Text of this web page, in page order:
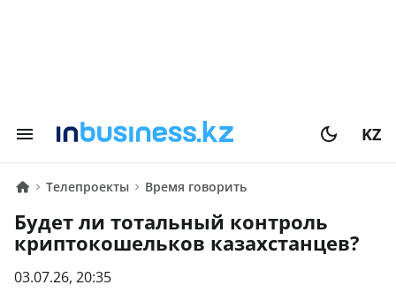
KZ
Телепроекты Время говорить
Будет ли тотальный контроль
криптокошельков казахстанцев?
03.07.26, 20:35